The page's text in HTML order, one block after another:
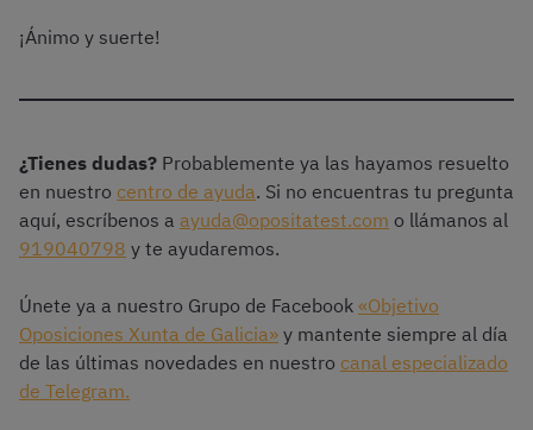
¡Ánimo y suerte!
¿Tienes dudas? Probablemente ya las hayamos resuelto
en nuestro centro de ayuda. Si no encuentras tu pregunta
aquí, escríbenos a ayuda@opositatest.com o llámanos al
919040798 y te ayudaremos.
Únete ya a nuestro Grupo de Facebook «Objetivo
Oposiciones Xunta de Galicia» y mantente siempre al día
de las últimas novedades en nuestro canal especializado
de Telegram.